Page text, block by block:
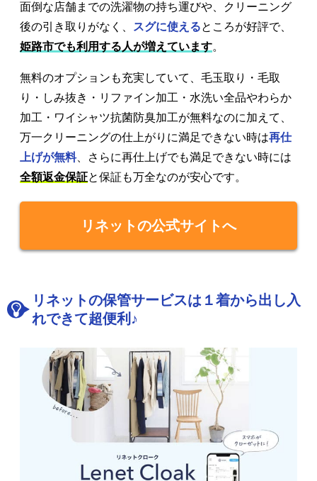
面倒な店舗までの洗濯物の持ち運びや、クリーニング
後の引き取りがなく、
スグに使えるところが好評で、
姫路市でも利用する人が増えています。
無料のオプションも充実していて、毛玉取り・毛取
り・しみ抜き・リファイン加工・水洗い全品やわらか
加工・ワイシャツ抗菌防臭加工が無料なのに加えて、
万一クリーニングの仕上がりに満足できない時は再仕
上げが無料、さらに再仕上げでも満足できない時には
全額返金保証と保証も万全なのが安心です。
リネットの公式サイトへ
リネットの保管サービスは１着から出し入
れできて超便利♪